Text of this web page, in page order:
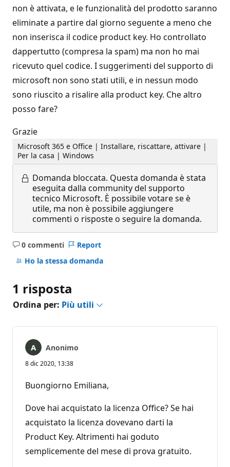
non è attivata, e le funzionalità del prodotto saranno
eliminate a partire dal giorno seguente a meno che
non inserisca il codice product key. Ho controllato
dappertutto (compresa la spam) ma non ho mai
ricevuto quel codice. I suggerimenti del supporto di
microsoft non sono stati utili, e in nessun modo
sono riuscito a risalire alla product key. Che altro
posso fare?
Grazie
Microsoft 365 e Office | Installare, riscattare, attivare |
Per la casa | Windows
Domanda bloccata. Questa domanda è stata
eseguita dalla community del supporto
tecnico Microsoft. È possibile votare se è
utile, ma non è possibile aggiungere
commenti o risposte o seguire la domanda.
0 commenti
Nessun
commento
Report
Ho la stessa domanda
1 risposta
Ordina per: Più utili
Anonimo
8 dic 2020, 13:38
Buongiorno Emiliana,
Dove hai acquistato la licenza Office? Se hai
acquistato la licenza dovevano darti la
Product Key. Altrimenti hai goduto
semplicemente del mese di prova gratuito.